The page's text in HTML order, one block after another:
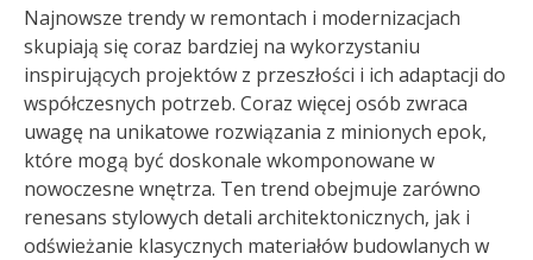
Najnowsze trendy w remontach i modernizacjach
skupiają się coraz bardziej na wykorzystaniu
inspirujących projektów z przeszłości i ich adaptacji do
współczesnych potrzeb. Coraz więcej osób zwraca
uwagę na unikatowe rozwiązania z minionych epok,
które mogą być doskonale wkomponowane w
nowoczesne wnętrza. Ten trend obejmuje zarówno
renesans stylowych detali architektonicznych, jak i
odświeżanie klasycznych materiałów budowlanych w